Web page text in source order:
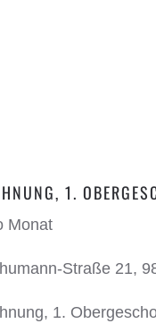
1.
Monat
Straße 21,
1.